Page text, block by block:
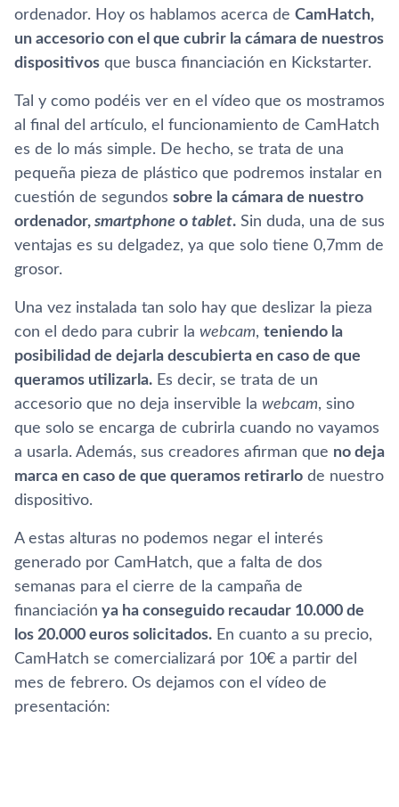
ordenador. Hoy os hablamos acerca de CamHatch,
un accesorio con el que cubrir la cámara de nuestros
dispositivos que busca financiación en Kickstarter.
Tal y como podéis ver en el ví­deo que os mostramos
al final del artí­culo, el funcionamiento de CamHatch
es de lo más simple. De hecho, se trata de una
pequeña pieza de plástico que podremos instalar en
cuestión de segundos sobre la cámara de nuestro
ordenador, smartphone o tablet. Sin duda, una de sus
ventajas es su delgadez, ya que solo tiene 0,7mm de
grosor.
Una vez instalada tan solo hay que deslizar la pieza
con el dedo para cubrir la webcam, teniendo la
posibilidad de dejarla descubierta en caso de que
queramos utilizarla. Es decir, se trata de un
accesorio que no deja inservible la webcam, sino
que solo se encarga de cubrirla cuando no vayamos
a usarla. Además, sus creadores afirman que no deja
marca en caso de que queramos retirarlo de nuestro
dispositivo.
A estas alturas no podemos negar el interés
generado por CamHatch, que a falta de dos
semanas para el cierre de la campaña de
financiación ya ha conseguido recaudar 10.000 de
los 20.000 euros solicitados. En cuanto a su precio,
CamHatch se comercializará por 10€ a partir del
mes de febrero. Os dejamos con el ví­deo de
presentación: